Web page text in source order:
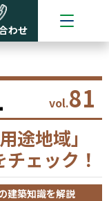
わせ
vol.81
途地域」
ェック！
建築知識を解説